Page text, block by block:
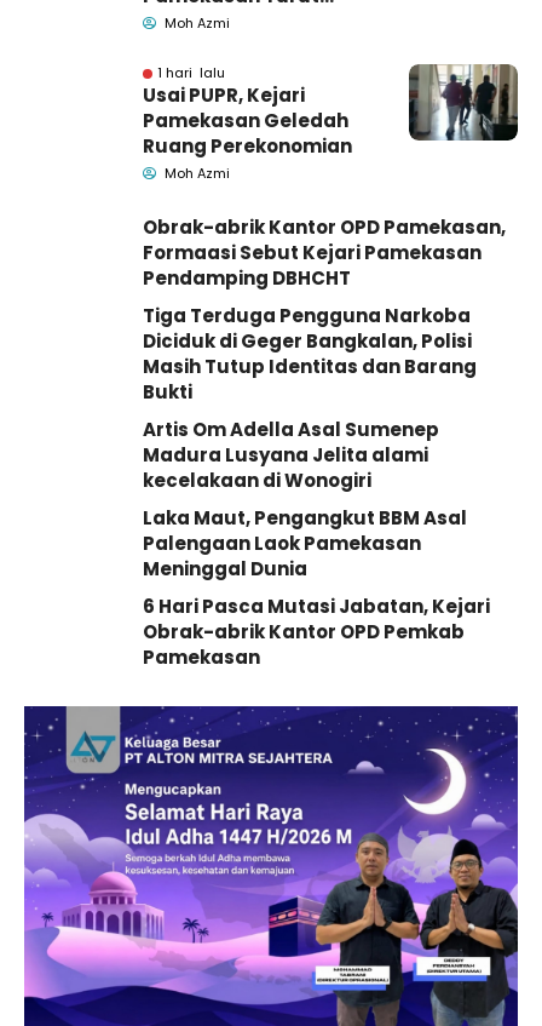
Geledah Ruang
Jasa
Moh Azmi
1 hari lalu
Usai PUPR, Kejari
Pamekasan Geledah
Ruang Perekonomian
Moh Azmi
Obrak-abrik Kantor OPD Pamekasan,
Formaasi Sebut Kejari Pamekasan
Pendamping DBHCHT
Tiga Terduga Pengguna Narkoba
Diciduk di Geger Bangkalan, Polisi
Masih Tutup Identitas dan Barang
Bukti
Artis Om Adella Asal Sumenep
Madura Lusyana Jelita alami
kecelakaan di Wonogiri
Laka Maut, Pengangkut BBM Asal
Palengaan Laok Pamekasan
Meninggal Dunia
6 Hari Pasca Mutasi Jabatan, Kejari
Obrak-abrik Kantor OPD Pemkab
Pamekasan